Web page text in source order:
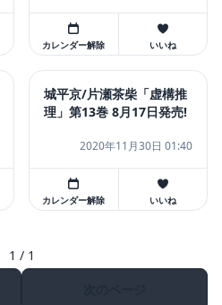
カレンダー解除 いいね
城平京/片瀬茶柴「虚構推
理」第13巻 8月17日発売!
2020年11月30日 01:40
カレンダー解除 いいね
1 / 1